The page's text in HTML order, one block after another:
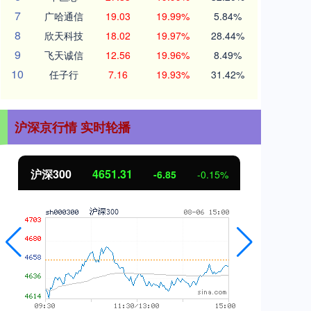
7 广哈通信 19.03 19.99% 5.84%
8 欣天科技 18.02 19.97% 28.44%
9 飞天诚信 12.56 19.96% 8.49%
10 任子行 7.16 19.93% 31.42%
沪深京行情 实时轮播
沪深300 4651.31 -6.85 -0.15%